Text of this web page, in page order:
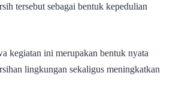
tersebut sebagai bentuk kepedulian
kegiatan ini merupakan bentuk nyata
lingkungan sekaligus meningkatkan